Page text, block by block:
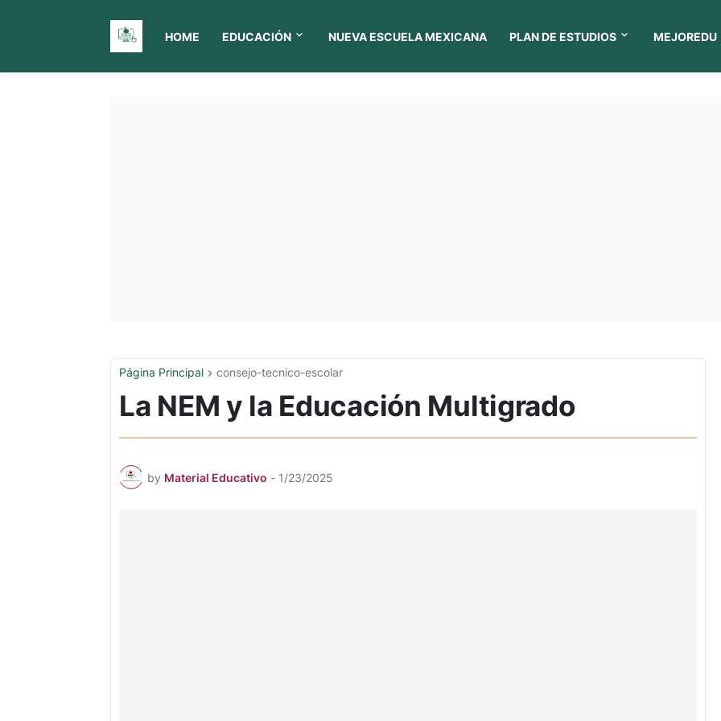
HOME EDUCACIÓN NUEVA ESCUELA MEXICANA PLAN DE ESTUDIOS MEJOREDU
Página Principal consejo-tecnico-escolar
La NEM y la Educación Multigrado
by Material Educativo - 1/23/2025